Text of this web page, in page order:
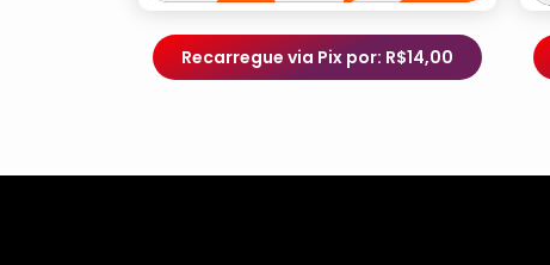
Recarregue via Pix por: R$14,00